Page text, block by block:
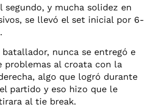
segundo, y mucha solidez en
se llevó el set inicial por 6-
nunca se entregó e
problemas al croata con la
algo que logró durante
partido y eso hizo que le
al tie break.